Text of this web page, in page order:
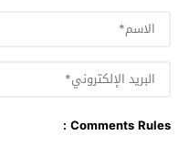
Comments Rules :